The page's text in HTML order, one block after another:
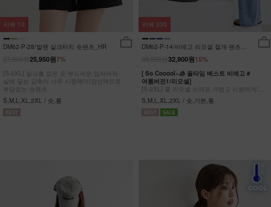
DM62-P-28/발렌 실크터치 숏팬츠_HR
7%
25,950원
[S-2XL] 실크를 입은 듯 부드러운,입자마자
살에 닿는 감촉이 너무 시원해!기장선택으로
부담없는 숏팬츠
S,M,L,XL,2XL / 숏,롱
리뷰 10
DM62-P-14/비에고 리오셀 절개 팬츠
15%
32,900원
[ So Cooool~🧊 올타임 베스트 비에고 #
여름버전1/리오셀]
[S-2XL] 쿨 리오셀 소재로 가볍고 시원하게!
사이드 절개 쿨링 데님팬츠
S,M,L,XL,2XL / 숏,기본,롱
리뷰 330